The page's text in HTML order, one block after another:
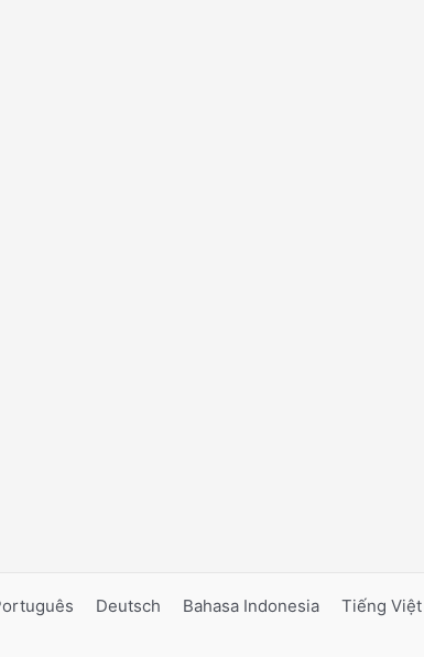
Deutsch Bahasa Indonesia Tiếng Việt